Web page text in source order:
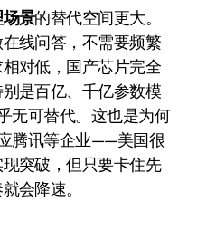
景的替代空间更大。
线问答，不需要频繁
对低，国产芯片完全
是百亿、千亿参数模
无可替代。这也是为何
腾讯等企业——美国很
突破，但只要卡住先
会降速。